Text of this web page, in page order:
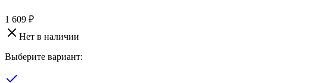
1 609 ₽
Нет в наличии
Выберите вариант: